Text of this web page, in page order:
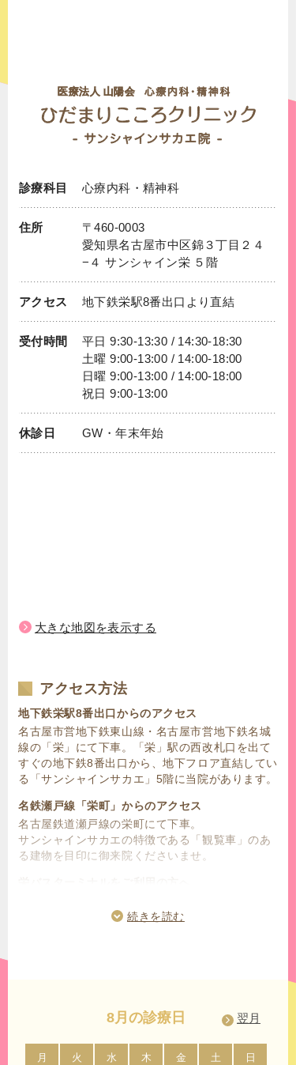
診療科目 心療内科 ・精神科
住所
〒460-0003
愛知県名古屋市中区錦３丁目２４
−４ サンシャイン栄 ５階
アクセス 地下鉄栄駅8番出口より直結
受付時間
平日 9:30-13:30 / 14:30-18:30
土曜 9:00-13:00 / 14:00-18:00
日曜 9:00-13:00 / 14:00-18:00
祝日 9:00-13:00
休診日 GW・年末年始
8月の診療日
月 火 水 木 金 土 日
翌月
大きな地図を表示する
アクセス方法
地下鉄栄駅8番出口からのアクセス
名古屋市営地下鉄東山線・名古屋市営地下鉄名城
線の「栄」にて下車。「栄」駅の西改札口を出て
すぐの地下鉄8番出口から、地下フロア直結してい
る「サンシャインサカエ」5階に当院があります。
名鉄瀬戸線「栄町」からのアクセス
名古屋鉄道瀬戸線の栄町にて下車。
サンシャインサカエの特徴である「観覧車」のあ
る建物を目印に御来院くださいませ。
センターのターミナル停留所が「栄」にございま
名古屋市営地下鉄桜通線「久屋大通」駅、名城線
続きを読む